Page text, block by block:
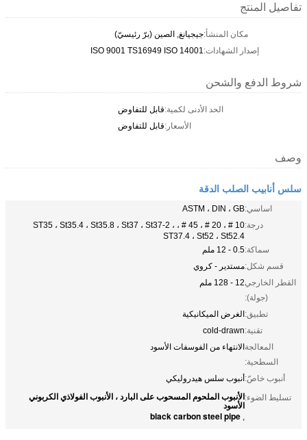
تفاصيل المنتج
مكان المنشأ:جيجيانغ, الصين (برّ رئيسيّ)
إصدار الشهادات:ISO 9001 TS16949 ISO 14001
شروط الدفع والشحن
الحد الأدنى لكمية:قابل للتفاوض
الأسعار:قابل للتفاوض
وصف
سلس أنابيب الصلب الدقة
اساسي:ASTM ، DIN ، GB
درجة:
10 # ، 20 # ، 45 # ، ST35 ، St35.4 ، St35.8 ، St37 ، St37-2 ،
ST37.4 ، St52 ، St52.4
سماكة:0.5 - 12 ملم
قسم شكل:مستدير - كروي
القطر الخارجي
(جولة):
12 - 128 ملم
تطبيق:الغرض الميكانيكية
تقنية:cold-drawn
المعالجة
السطحية:
الانتهاء من الفوسفات الأسود
أنبوب خاصّ:أنبوب سلس هيدروليكي
تسليط الضوء:الأنبوب الملحوم المسحوب على البارد ، الأنبوب الفولاذي الكربوني
الأسود
,
black carbon steel pipe